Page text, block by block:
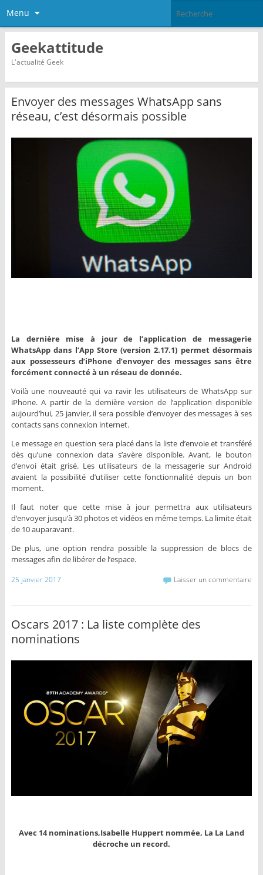
Menu
Geekattitude
L'actualité Geek
Envoyer des messages WhatsApp sans
réseau, c’est désormais possible
La dernière mise à jour de l’application de messagerie
WhatsApp dans l’App Store (version 2.17.1) permet désormais
aux possesseurs d’iPhone d’envoyer des messages sans être
forcément connecté à un réseau de donnée.
Voilà une nouveauté qui va ravir les utilisateurs de WhatsApp sur
iPhone. A partir de la dernière version de l’application disponible
aujourd’hui, 25 janvier, il sera possible d’envoyer des messages à ses
contacts sans connexion internet.
Le message en question sera placé dans la liste d’envoie et transféré
dès qu’une connexion data s’avère disponible. Avant, le bouton
d’envoi était grisé. Les utilisateurs de la messagerie sur Android
avaient la possibilité d’utiliser cette fonctionnalité depuis un bon
moment.
Il faut noter que cette mise à jour permettra aux utilisateurs
d’envoyer jusqu’à 30 photos et vidéos en même temps. La limite était
de 10 auparavant.
De plus, une option rendra possible la suppression de blocs de
messages afin de libérer de l’espace.
25 janvier 2017 Laisser un commentaire
Oscars 2017 : La liste complète des
nominations
Avec 14 nominations,Isabelle Huppert nommée, La La Land
décroche un record.